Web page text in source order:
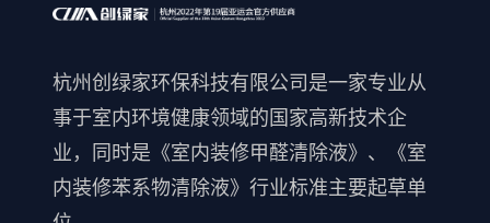
杭州创绿家环保科技有限公司是一家专业从
事于室内环境健康领域的国家高新技术企
业，同时是《室内装修甲醛清除液》、《室
内装修苯系物清除液》行业标准主要起草单